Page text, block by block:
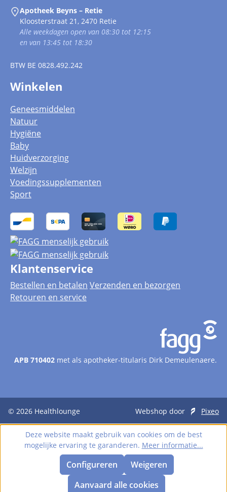
Apotheek Beyns – Retie
Kloosterstraat 21, 2470 Retie
Alle weekdagen open van 08:30 tot 12:15
en van 13:45 tot 18:30
BTW BE 0828.492.242
Winkelen
Geneesmiddelen
Natuur
Hygiëne
Baby
Huidverzorging
Welzijn
Voedingssupplementen
Sport
Klantenservice
Bestellen en betalen Verzenden en bezorgen
Retouren en service
APB 710402 met als apotheker-titularis Dirk Demeulenaere.
© 2026 Healthlounge Webshop door Pixeo
Deze website maakt gebruik van cookies om de best
mogelijke ervaring te garanderen. Meer informatie...
Weigeren
Configureren
Aanvaard alle cookies